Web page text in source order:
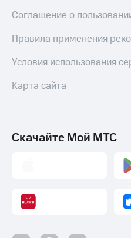
Соглашение о
Правила применения
Условия использования
Карта сайта
Скачайте Мой МТС